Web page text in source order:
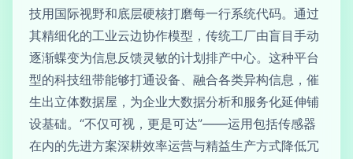
技用国际视野和底层硬核打磨每一行系统代码。通过
其精细化的工业云边协作模型，传统工厂由盲目手动
逐渐蝶变为信息反馈灵敏的计划排产中心。这种平台
型的科技纽带能够打通设备、融合各类异构信息，催
生出立体数据屋，为企业大数据分析和服务化延伸铺
设基础。“不仅可视，更是可达”——运用包括传感器
在内的先进方案深耕效率运营与精益生产方式降低冗